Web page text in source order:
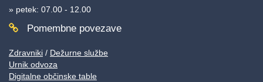
» petek: 07.00 - 12.00
Pomembne povezave
Zdravniki / Dežurne službe
Urnik odvoza
Digitalne občinske table